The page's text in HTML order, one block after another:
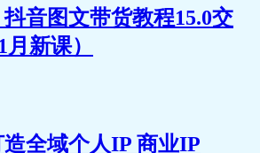
口通VS金品店铺区别是什么-怎样
量_ev.mp4
店铺VS定制店铺如何差异化运
抖音图文带货教程15.0交
新课）
全域个人IP 商业IP